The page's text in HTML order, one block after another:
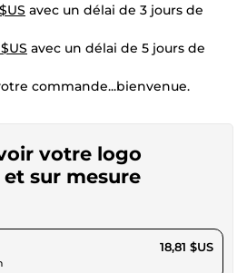
avec un délai de 3 jours de
avec un délai de 5 jours de
commande...bienvenue.
votre logo
sur mesure
17,33 $US 18,81 $US